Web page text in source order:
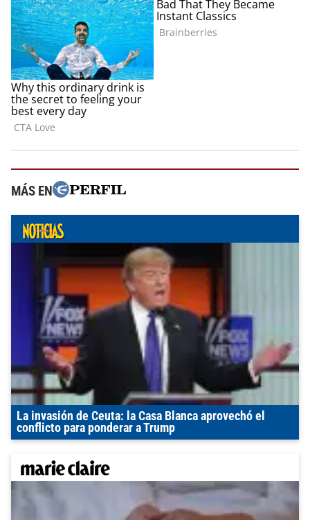
MÁS EN
La invasión de Ceuta: la Casa Blanca aprovechó el
conflicto para ponderar a Trump